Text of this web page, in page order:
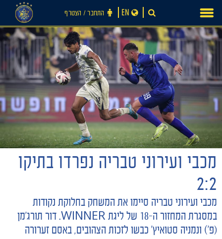
חדשות
content
התחבר ‪/‬ הצטרף EN
מכבי ועירוני טבריה נפרדו בתיקו
2:2
מכבי ועירוני טבריה סיימו את המשחק בחלוקת נקודות
במסגרת המחזור ה-18 של ליגת WINNER. דור תורג׳מן
(פ׳) ונמניה סטואיץ׳ כבשו לזכות הצהובים, באסם זערורה